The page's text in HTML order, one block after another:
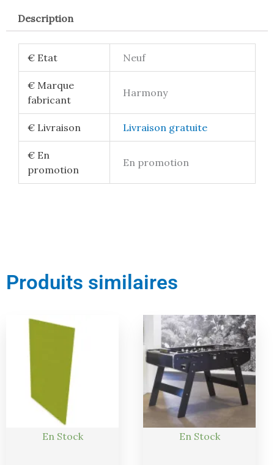
Description
€ Etat Neuf
€ Marque
fabricant
Harmony
€ Livraison Livraison gratuite
€ En
promotion
En promotion
Produits similaires
En Stock
actuel
est :
537,00 €.
En Stock
Le
prix
initial
était :
2185,00
Le
prix
actuel
est :
2076,00 €.